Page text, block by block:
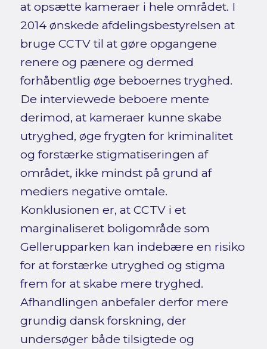
at opsætte kameraer i hele området. I
2014 ønskede afdelingsbestyrelsen at
bruge CCTV til at gøre opgangene
renere og pænere og dermed
forhåbentlig øge beboernes tryghed.
De interviewede beboere mente
derimod, at kameraer kunne skabe
utryghed, øge frygten for kriminalitet
og forstærke stigmatiseringen af
området, ikke mindst på grund af
mediers negative omtale.
Konklusionen er, at CCTV i et
marginaliseret boligområde som
Gellerupparken kan indebære en risiko
for at forstærke utryghed og stigma
frem for at skabe mere tryghed.
Afhandlingen anbefaler derfor mere
grundig dansk forskning, der
undersøger både tilsigtede og